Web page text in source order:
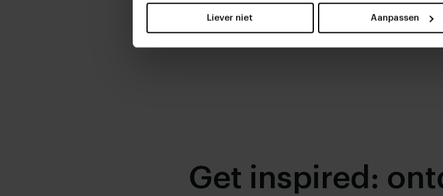
Liever niet Aanpassen
Get inspired: